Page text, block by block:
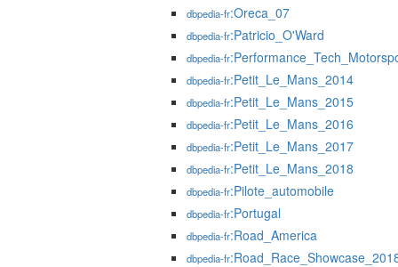
dbpedia-fr:Oreca_07
dbpedia-fr:Patricio_O'Ward
dbpedia-fr
dbpedia-fr:Petit_Le_Mans_2014
dbpedia-fr:Petit_Le_Mans_2015
dbpedia-fr:Petit_Le_Mans_2016
dbpedia-fr:Petit_Le_Mans_2017
dbpedia-fr:Petit_Le_Mans_2018
dbpedia-fr:Pilote_automobile
dbpedia-fr:Portugal
dbpedia-fr:Road_America
dbpedia-fr